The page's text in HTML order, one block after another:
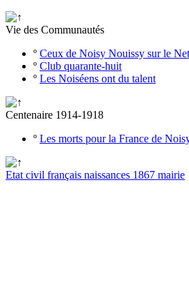
Vie des Communautés
º Ceux de Noisy Nouissy sur le Net
º Club quarante-huit
º Les Noiséens ont du talent
Centenaire 1914-1918
º Les morts pour la France de
Etat civil français naissances 1867 mairie